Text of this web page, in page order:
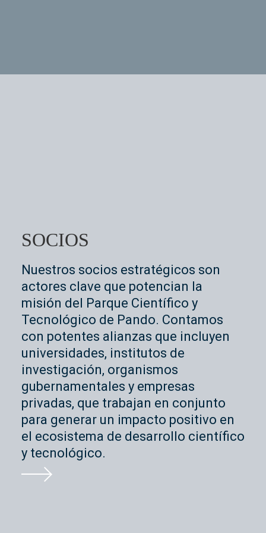
SOCIOS
Nuestros socios estratégicos son
actores clave que potencian la
misión del Parque Científico y
Tecnológico de Pando. Contamos
con potentes alianzas que incluyen
universidades, institutos de
investigación, organismos
gubernamentales y empresas
privadas, que trabajan en conjunto
para generar un impacto positivo en
el ecosistema de desarrollo científico
y tecnológico.